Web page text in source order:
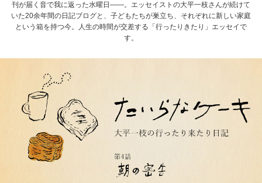
刊が届く音で我に返った水曜日――。エッセイストの大平一枝さんが続けて
いた20余年間の日記ブログと、子どもたちが巣立ち、それぞれに新しい家庭
という箱を持つ今。人生の時間が交差する「行ったりきたり」エッセイで
す。